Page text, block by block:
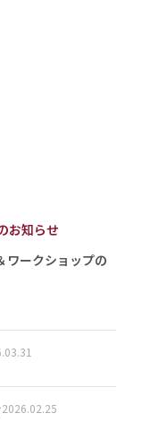
お知らせ
ークショップの
2026.02.25